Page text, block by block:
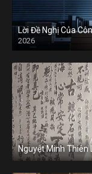
Lời Đề Nghị Của
2026
Nguyệt Minh Thiên